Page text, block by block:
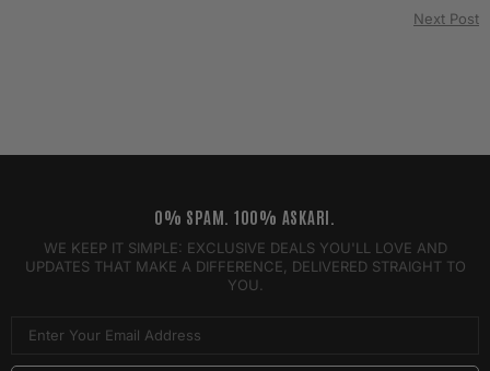
Next Post
0% SPAM. 100% ASKARI.
WE KEEP IT SIMPLE: EXCLUSIVE DEALS YOU'LL LOVE AND
UPDATES THAT MAKE A DIFFERENCE, DELIVERED STRAIGHT TO
YOU.